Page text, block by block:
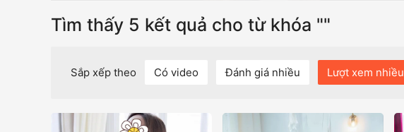
Tìm thấy 5 kết quả cho từ khóa ""
Sắp xếp theo Có video Đánh giá nhiều Lượt xem nhiều